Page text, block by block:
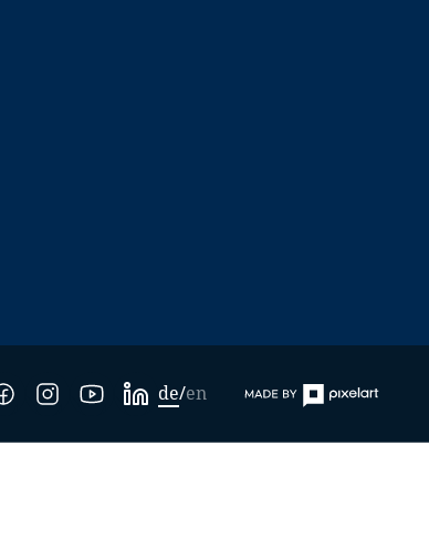
(Link öffnet in neuem Tab)
(Link öffnet in neuem Tab)
(Link öffnet in neuem Tab)
(Link öffnet in neuem Tab)
de/en